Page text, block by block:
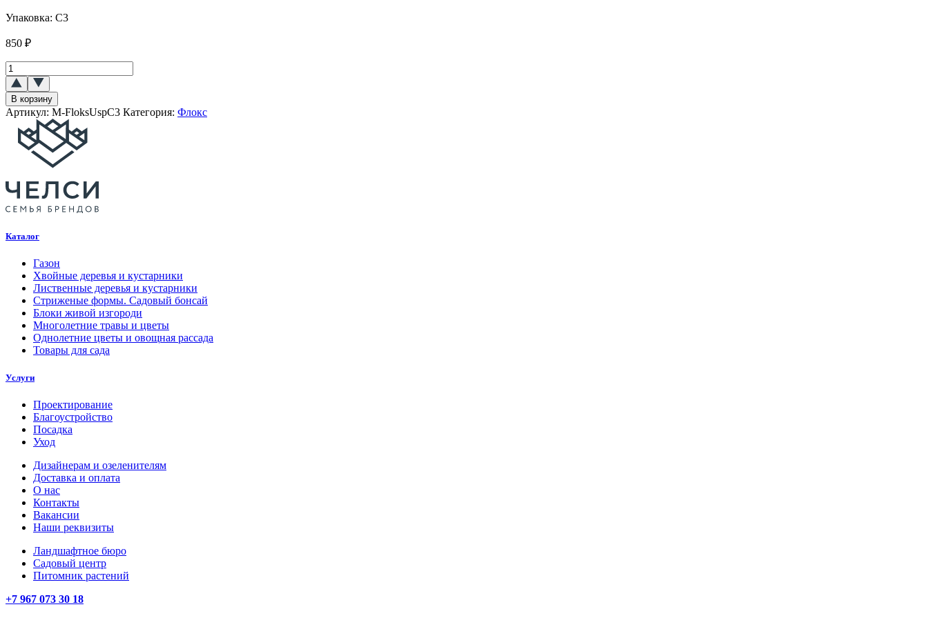
Упаковка: C3
850 ₽
Количество
товара
Флокс
метельчатый
Успех
(Uspech)
В корзину
Артикул: M-FloksUspC3 Категория: Флокс
Каталог
Газон
Хвойные деревья и кустарники
Лиственные деревья и кустарники
Стриженые формы. Садовый бонсай
Блоки живой изгороди
Многолетние травы и цветы
Однолетние цветы и овощная рассада
Товары для сада
Услуги
Проектирование
Благоустройство
Посадка
Уход
Дизайнерам и озеленителям
Доставка и оплата
О нас
Контакты
Вакансии
Наши реквизиты
Ландшафтное бюро
Садовый центр
Питомник растений
+7 967 073 30 18